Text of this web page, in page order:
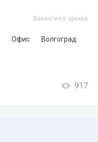
Вакансия в архиве
Офис Волгоград
917